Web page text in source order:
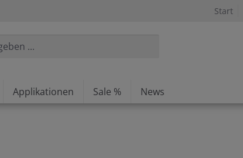
Start
Applikationen Sale % News